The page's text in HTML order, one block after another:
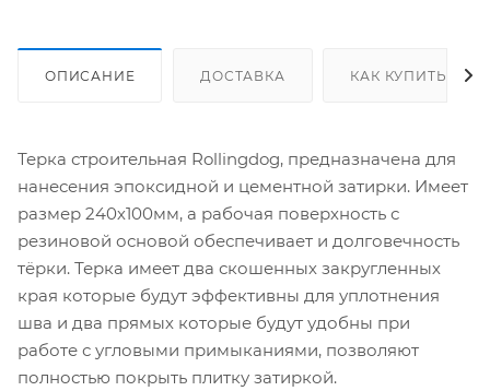
ОПИСАНИЕ ДОСТАВКА КАК КУПИТЬ
Терка строительная Rollingdog, предназначена для
нанесения эпоксидной и цементной затирки. Имеет
размер 240х100мм, а рабочая поверхность с
резиновой основой обеспечивает и долговечность
тёрки. Терка имеет два скошенных закругленных
края которые будут эффективны для уплотнения
шва и два прямых которые будут удобны при
работе с угловыми примыканиями, позволяют
полностью покрыть плитку затиркой.